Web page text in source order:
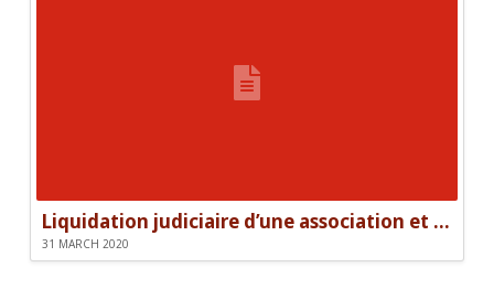
Liquidation judiciaire d’une association et responsabilité des dirigeants
31 MARCH 2020